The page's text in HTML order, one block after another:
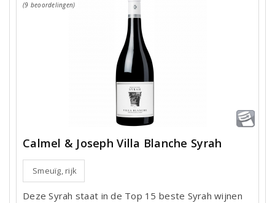
(9 beoordelingen)
Calmel & Joseph Villa Blanche Syrah
Smeuïg, rijk
Deze Syrah staat in de Top 15 beste Syrah wijnen